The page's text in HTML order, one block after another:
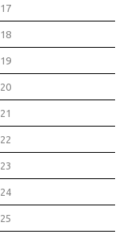
17
18
19
20
21
22
23
24
25